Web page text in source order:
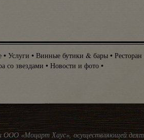
• Услуги • Винные бутики & бары •
со звездами • Новости и фото •
ООО «Моцарт Хаус», осуществляющей